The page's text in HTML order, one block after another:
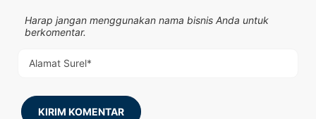
Harap jangan menggunakan nama bisnis Anda untuk
berkomentar.
KIRIM KOMENTAR